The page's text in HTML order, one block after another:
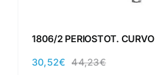
1806/2 PERIOSTOT. CURVO
44,23€El
30,52€
El